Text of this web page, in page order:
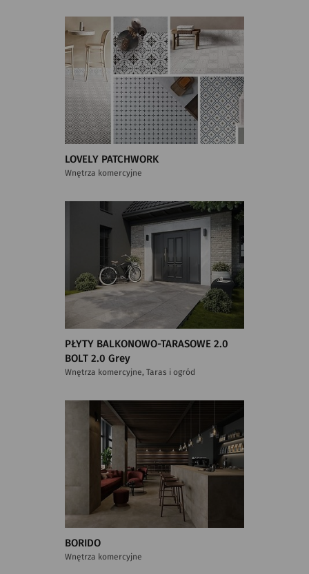
LOVELY PATCHWORK
Wnętrza komercyjne
PŁYTY BALKONOWO-TARASOWE 2.0
BOLT 2.0 Grey
Wnętrza komercyjne, Taras i ogród
BORIDO
Wnętrza komercyjne